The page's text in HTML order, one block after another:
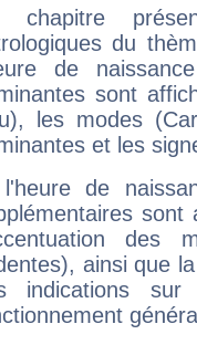
chapitre
du
de
sont
les modes
et les
de
sont
des
ainsi que
indications sur